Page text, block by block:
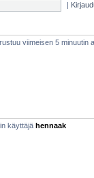
|
viimeisen 5 minuutin
käyttäjä hennaak